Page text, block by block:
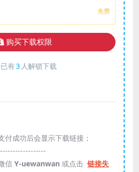
免费
购买下载权限
已有3 人解锁下载
付成功后会显示下载链接；
信 Y-uewanwan 或点击 链接失